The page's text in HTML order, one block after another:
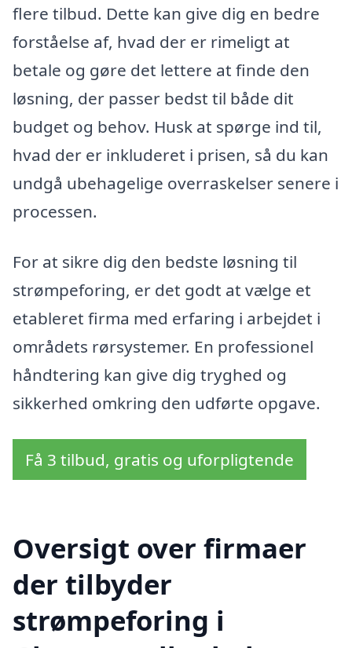
flere tilbud. Dette kan give dig en bedre
forståelse af, hvad der er rimeligt at
betale og gøre det lettere at finde den
løsning, der passer bedst til både dit
budget og behov. Husk at spørge ind til,
hvad der er inkluderet i prisen, så du kan
undgå ubehagelige overraskelser senere i
processen.
For at sikre dig den bedste løsning til
strømpeforing, er det godt at vælge et
etableret firma med erfaring i arbejdet i
områdets rørsystemer. En professionel
håndtering kan give dig tryghed og
sikkerhed omkring den udførte opgave.
Få 3 tilbud, gratis og uforpligtende
Oversigt over firmaer
der tilbyder
strømpeforing i